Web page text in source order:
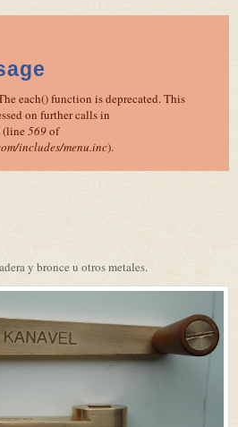
each() function is deprecated. This
on further calls in
(line 569of
includes/menu.inc).
y bronce u otrosmetales.